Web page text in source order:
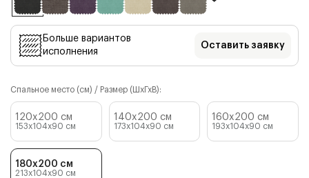
Больше вариантов
исполнения
Оставить заявку
Спальное место (см) / Размер (ШхГхВ):
120x200 см
153x104x90 см
140x200 см
173x104x90 см
160x200 см
193x104x90 см
180x200 см
213x104x90 см